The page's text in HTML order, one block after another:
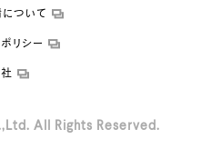
ついて
リシー
All Rights Reserved.